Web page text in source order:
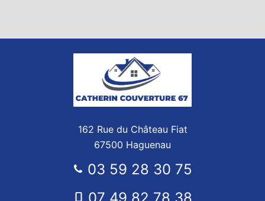
162 Rue du Château Fiat
67500 Haguenau
03 59 28 30 75